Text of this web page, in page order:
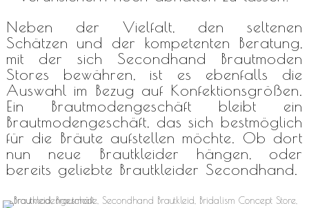
Neben der Vielfalt, den seltenen
Schätzen und der kompetenten Beratung,
mit der sich Secondhand Brautmoden
Stores bewähren, ist es ebenfalls die
Auswahl im Bezug auf Konfektionsgrößen.
Ein Brautmodengeschäft bleibt ein
Brautmodengeschäft, das sich bestmöglich
für die Bräute aufstellen möchte. Ob dort
nun neue Brautkleider hängen, oder
bereits geliebte Brautkleider Secondhand.